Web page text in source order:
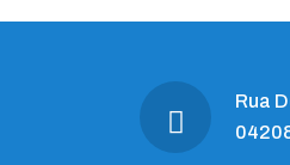
Rua